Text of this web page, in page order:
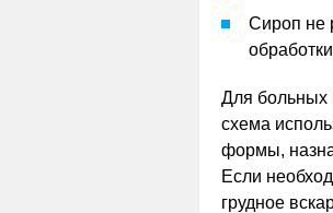
Сироп не
Для больных
схема
формы,
Если
грудное